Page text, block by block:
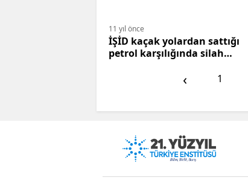
11 yıl önce
İŞİD kaçak yolardan sattığı
petrol karşılığında silah
‹ 1